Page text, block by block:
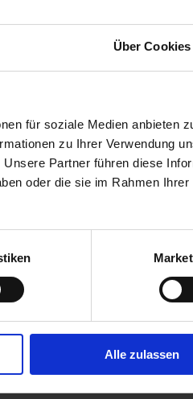
Über Cookies
für soziale Medien anbieten
zu Ihrer Verwendung
Partner führen diese
oder die sie im Rahmen Ihrer
Alle zulassen
Führungen sind als
an schwersten Komponenten.